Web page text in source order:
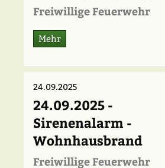
Freiwillige Feuerwehr
Mehr
24.09.2025
24.09.2025 -
Sirenenalarm -
Wohnhausbrand
Freiwillige Feuerwehr